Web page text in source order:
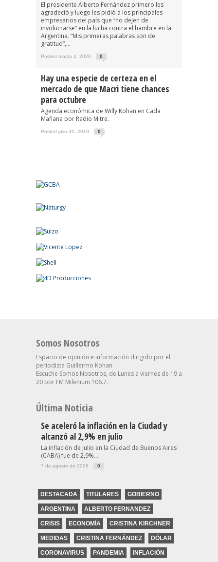
El presidente Alberto Fernández primero les
agradeció y luego les pidió a los principales
empresarios del país que “no dejen de
involucrarse” en la lucha contra el hambre en la
Argentina. “Mis primeras palabras son de
gratitud”,...
Posted marzo 4, 2020 0
Hay una especie de certeza en el
mercado de que Macri tiene chances
para octubre
Agenda económica de Willy Kohan en Cada
Mañana por Radio Mitre.
Posted julio 30, 2019 0
Somos Nosotros
Espacio de opinión e información dirigido por el
periodista Guillermo Kohan.
Escuche Somos Nosotros, de Lunes a viernes de 19 a
20 por FM Milenium 106.7.
Última Noticia
Se aceleró la inflación en la Ciudad y
alcanzó al 2,9% en julio
La inflación de julio en la Ciudad de Buenos Aires
(CABA) fue de 2,9%...
7 de agosto de 2026 0
DESTACADA TITULARES GOBIERNO
ARGENTINA ALBERTO FERNANDEZ
CRISIS ECONOMÍA CRISTINA KIRCHNER
MEDIDAS CRISTINA FERNÁNDEZ DÓLAR
CORONAVIRUS PANDEMIA INFLACIÓN